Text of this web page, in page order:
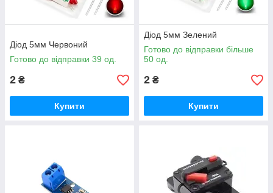
Діод 5мм Червоний
Готово до відправки 39 од.
2 ₴
Купити
Діод 5мм Зелений
Готово до відправки більше
50 од.
2 ₴
Купити